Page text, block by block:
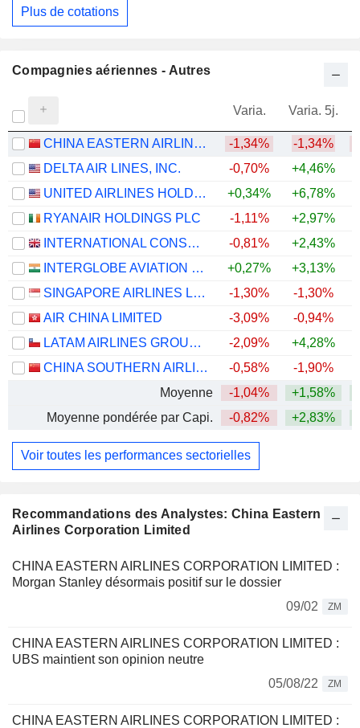
Recommandations des Analystes: China Eastern
Airlines Corporation Limited
CHINA EASTERN AIRLINES CORPORATION LIMITED :
Morgan Stanley désormais positif sur le dossier
09/02
ZM
CHINA EASTERN AIRLINES CORPORATION LIMITED :
UBS maintient son opinion neutre
05/08/22
ZM
CHINA EASTERN AIRLINES CORPORATION LIMITED :
Plus de cotations
Compagnies aériennes - Autres
Varia. Varia. 5j.
CHINA EASTERN AIRLINES CORPORATION LIMITED -1,34% -1,34%
DELTA AIR LINES, INC.
-0,70% +4,46%
UNITED AIRLINES HOLDINGS, INC.
+0,34% +6,78%
RYANAIR HOLDINGS PLC
-1,11% +2,97%
INTERNATIONAL CONSOLIDATED AIRLINES GROUP, S.A.
-0,81% +2,43%
INTERGLOBE AVIATION LIMITED
+0,27% +3,13%
SINGAPORE AIRLINES LIMITED
-1,30% -1,30%
AIR CHINA LIMITED
-3,09% -0,94%
LATAM AIRLINES GROUP S.A.
-2,09% +4,28%
CHINA SOUTHERN AIRLINES COMPANY LIMITED
-0,58% -1,90%
Moyenne
-1,04% +1,58%
Moyenne pondérée par Capi.
-0,82% +2,83%
Voir toutes les performances sectorielles